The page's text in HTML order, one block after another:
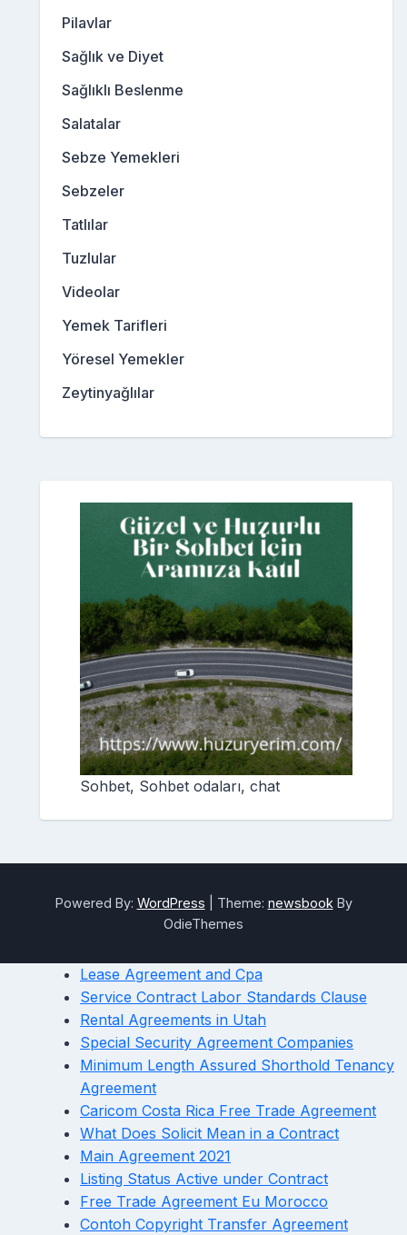
Pilavlar
Sağlık ve Diyet
Sağlıklı Beslenme
Salatalar
Sebze Yemekleri
Sebzeler
Tatlılar
Tuzlular
Videolar
Yemek Tarifleri
Yöresel Yemekler
Zeytinyağlılar
Sohbet, Sohbet odaları, chat
Powered By: WordPress Theme: newsbook By
OdieThemes
Lease Agreement and Cpa
Service Contract Labor Standards Clause
Rental Agreements in Utah
Special Security Agreement Companies
Minimum Length Assured Shorthold Tenancy
Agreement
Caricom Costa Rica Free Trade Agreement
What Does Solicit Mean in a Contract
Main Agreement 2021
Listing Status Active under Contract
Free Trade Agreement Eu Morocco
Contoh Copyright Transfer Agreement